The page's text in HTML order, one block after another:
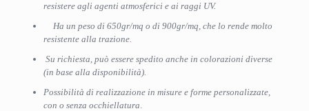
resistere agli agenti atmosferici e ai raggi UV.
Ha un peso di 650gr/mq o di 900gr/mq, che lo rende molto
resistente alla trazione.
Su richiesta, può essere spedito anche in colorazioni diverse
(in base alla disponibilità).
Possibilità di realizzazione in misure e forme personalizzate,
con o senza occhiellatura.